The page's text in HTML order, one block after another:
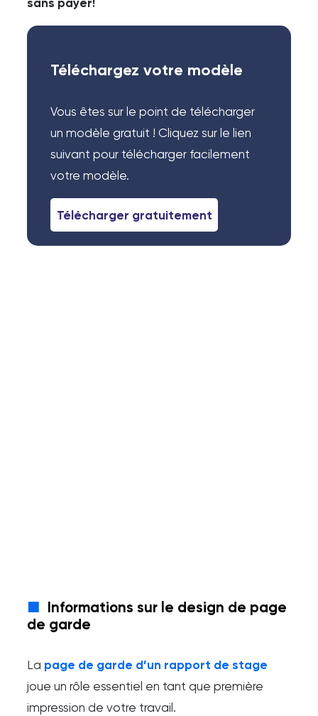
sans payer!
Téléchargez votre modèle
Vous êtes sur le point de télécharger
un modèle gratuit ! Cliquez sur le lien
suivant pour télécharger facilement
votre modèle.
Télécharger gratuitement
Informations sur le design de page
de garde
La page de garde d’un rapport de stage
joue un rôle essentiel en tant que première
impression de votre travail.